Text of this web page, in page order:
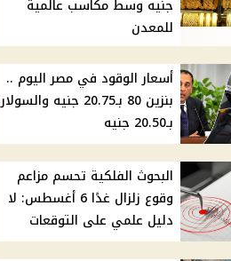
جنيه وسط مكاسب عالمية
للمعدن
أسعار الوقود في مصر اليوم ..
بنزين 80 بـ20.75 جنيه والسولار
بـ20.50 جنيه
البحوث الفلكية تحسم مزاعم
وقوع زلزال غدًا 6 أغسطس: لا
دليل علمي على التوقعات